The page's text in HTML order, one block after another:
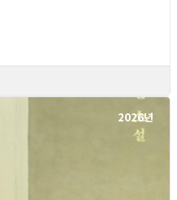
2026년